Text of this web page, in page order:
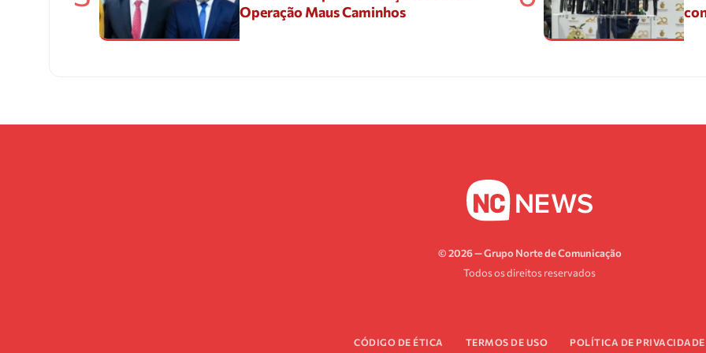
Operação Maus Caminhos
© 2026 — Grupo Norte de Comunicação
Todos os direitos reservados
CÓDIGO DE ÉTICA TERMOS DE USO POLÍTICA DE PRIVACIDADE